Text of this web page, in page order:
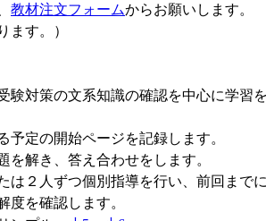
教材注文フォームからお願いします。
ます。）
験対策の文系知識の確認を中心に学習
定の開始ページを記録します。
解き、答え合わせをします。
は２人ずつ個別指導を行い、前回まで
度を確認します。